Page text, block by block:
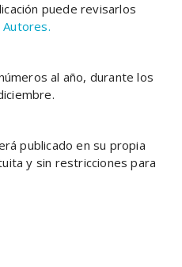
puede revisarlos
al año, durante los
publicado en su propia
y sin restricciones para